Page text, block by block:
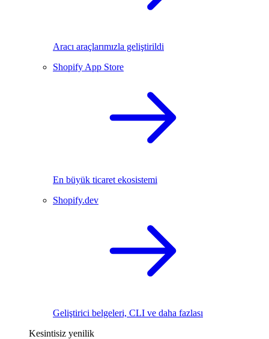
Aracı araçlarımızla geliştirildi
Shopify App Store
En büyük ticaret ekosistemi
Shopify.dev
Geliştirici belgeleri, CLI ve daha fazlası
Kesintisiz yenilik